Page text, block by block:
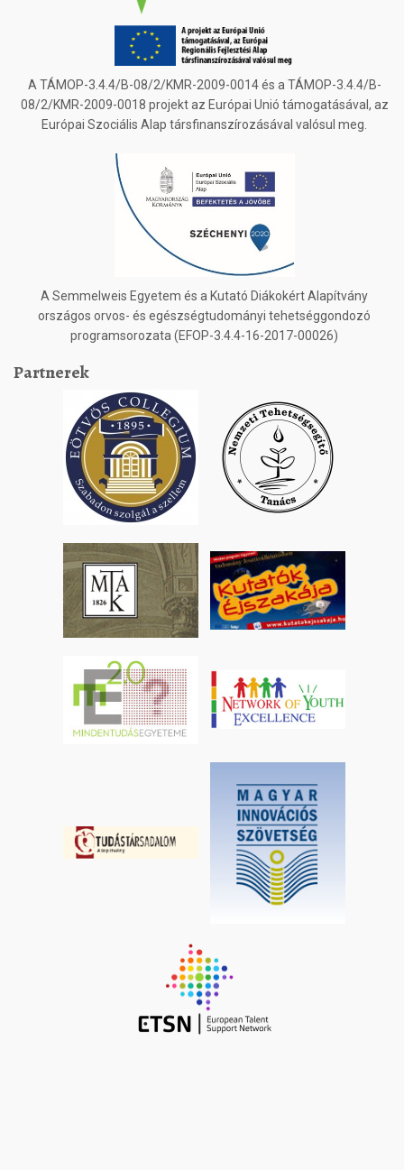
A TÁMOP-3.4.4/B-08/2/KMR-2009-0014 és a TÁMOP-3.4.4/B-
08/2/KMR-2009-0018 projekt az Európai Unió támogatásával, az
Európai Szociális Alap társfinanszírozásával valósul meg.
A Semmelweis Egyetem és a Kutató Diákokért Alapítvány
országos orvos- és egészségtudományi tehetséggondozó
programsorozata (EFOP-3.4.4-16-2017-00026)
Partnerek